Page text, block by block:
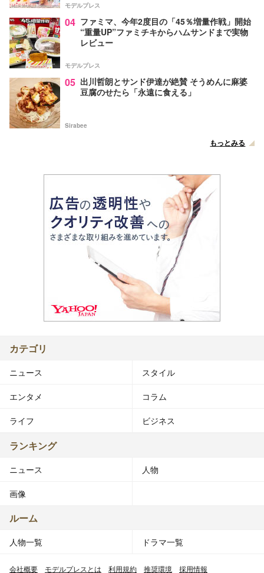
モデルプレス
04 ファミマ、今年2度目の「45％増量作戦」開始
“重量UP”ファミチキからハムサンドまで実物
レビュー
モデルプレス
05 出川哲朗とサンド伊達が絶賛 そうめんに麻婆
豆腐のせたら「永遠に食える」
Sirabee
もっとみる
カテゴリ
ニュース スタイル
エンタメ コラム
ライフ ビジネス
ランキング
ニュース 人物
画像
ルーム
人物一覧 ドラマ一覧
会社概要 モデルプレスとは 利用規約 推奨環境 採用情報